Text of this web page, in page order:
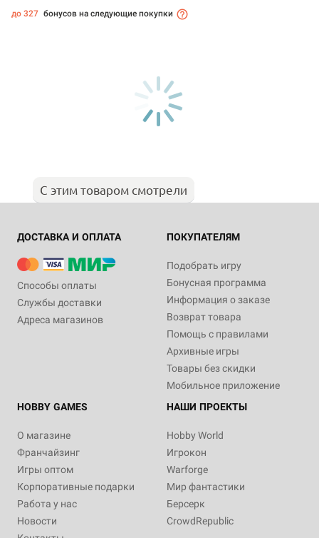
до 327 бонусов на следующие покупки
С этим товаром смотрели
ДОСТАВКА И ОПЛАТА
Способы оплаты
Службы доставки
Адреса магазинов
ПОКУПАТЕЛЯМ
Подобрать игру
Бонусная программа
Информация о заказе
Возврат товара
Помощь с правилами
Архивные игры
Товары без скидки
Мобильное приложение
HOBBY GAMES
О магазине
Франчайзинг
Игры оптом
Корпоративные подарки
Работа у нас
Новости
НАШИ ПРОЕКТЫ
Hobby World
Игрокон
Warforge
Мир фантастики
Берсерк
CrowdRepublic